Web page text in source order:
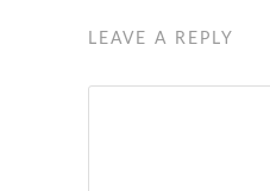
LEAVE A REPLY